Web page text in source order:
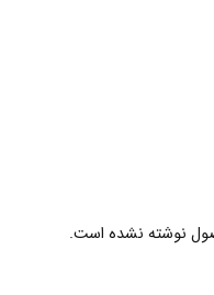
نوشته نشده است.